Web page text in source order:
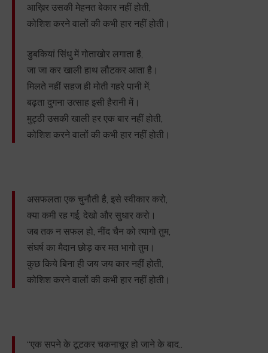
आख़िर उसकी मेहनत बेकार नहीं होती,
कोशिश करने वालों की कभी हार नहीं होती।
डुबकियां सिंधु में गोताखोर लगाता है,
जा जा कर खाली हाथ लौटकर आता है।
मिलते नहीं सहज ही मोती गहरे पानी में,
बढ़ता दुगना उत्साह इसी हैरानी में।
मुट्ठी उसकी खाली हर एक बार नहीं होती,
कोशिश करने वालों की कभी हार नहीं होती।
असफलता एक चुनौती है, इसे स्वीकार करो,
क्या कमी रह गई, देखो और सुधार करो।
जब तक न सफल हो, नींद चैन को त्यागो तुम,
संघर्ष का मैदान छोड़ कर मत भागो तुम।
कुछ किये बिना ही जय जय कार नहीं होती,
कोशिश करने वालों की कभी हार नहीं होती।
“एक सपने के टूटकर चकनाचूर हो जाने के बाद..